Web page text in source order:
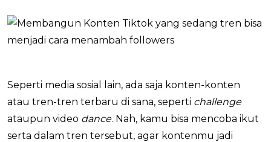
Seperti media sosial lain, ada saja konten-konten
atau tren-tren terbaru di sana, seperti challenge
ataupun video dance. Nah, kamu bisa mencoba ikut
serta dalam tren tersebut, agar kontenmu jadi